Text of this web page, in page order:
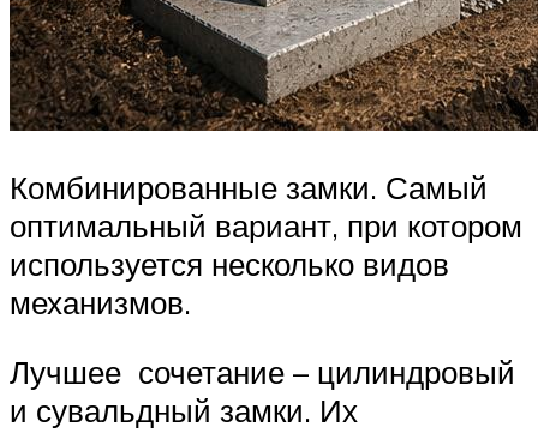
Комбинированные замки. Самый
оптимальный вариант, при котором
используется несколько видов
механизмов.
Лучшее сочетание – цилиндровый
и сувальдный замки. Их